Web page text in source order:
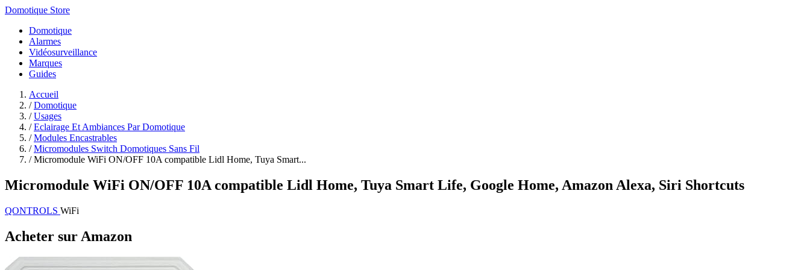
Domotique Store
Domotique
Alarmes
Vidéosurveillance
Marques
Guides
Accueil
/ Domotique
/ Usages
/ Eclairage Et Ambiances Par Domotique
/ Modules Encastrables
/ Micromodules Switch Domotiques Sans Fil
/ Micromodule WiFi ON/OFF 10A compatible Lidl Home, Tuya Smart...
Micromodule WiFi ON/OFF 10A compatible Lidl Home, Tuya Smart Life, Google Home, Amazon Alexa, Siri Shortcuts
QONTROLS WiFi
Acheter sur Amazon